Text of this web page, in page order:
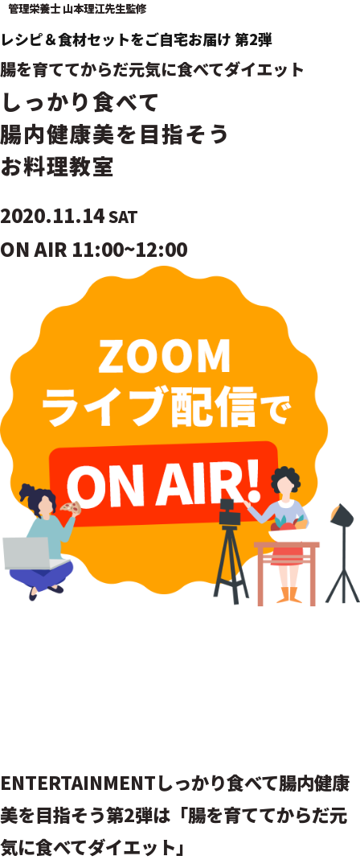
管理栄養士 山本理江先生監修
レシピ＆食材セットをご自宅お届け 第2弾
腸を育ててからだ元気に食べてダイエット
しっかり食べて
腸内健康美を目指そう
お料理教室
2020.11.14SAT
ON AIR 11:00~12:00
ENTERTAINMENTしっかり食べて腸内健康
美を目指そう第2弾は「腸を育ててからだ元
気に食べてダイエット」